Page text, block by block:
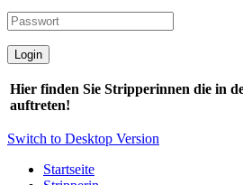
Hier finden Sie Stripperinnen die in
auftreten!
Switch to Desktop Version
Startseite